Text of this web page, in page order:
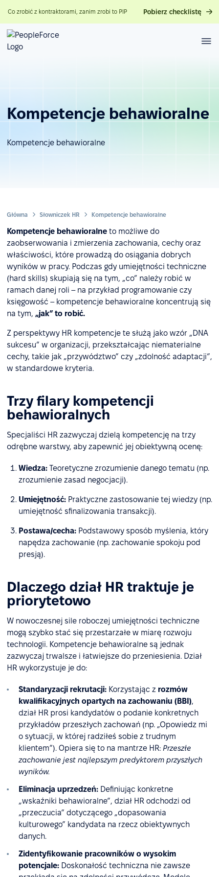
Co zrobić z kontraktorami, zanim zrobi to PIP Pobierz checklistę
Kompetencje behawioralne
Kompetencje behawioralne
Główna Słowniczek HR Kompetencje behawioralne
Kompetencje behawioralne to możliwe do
zaobserwowania i zmierzenia zachowania, cechy oraz
właściwości, które prowadzą do osiągania dobrych
wyników w pracy. Podczas gdy umiejętności techniczne
(hard skills) skupiają się na tym, „co” należy robić w
ramach danej roli – na przykład programowanie czy
księgowość – kompetencje behawioralne koncentrują się
na tym, „jak” to robić.
Z perspektywy HR kompetencje te służą jako wzór „DNA
sukcesu” w organizacji, przekształcając niematerialne
cechy, takie jak „przywództwo” czy „zdolność adaptacji”,
w standardowe kryteria.
Trzy filary kompetencji
behawioralnych
Specjaliści HR zazwyczaj dzielą kompetencję na trzy
odrębne warstwy, aby zapewnić jej obiektywną ocenę:
Wiedza: Teoretyczne zrozumienie danego tematu (np.
zrozumienie zasad negocjacji).
Umiejętność: Praktyczne zastosowanie tej wiedzy (np.
umiejętność sfinalizowania transakcji).
Postawa/cecha: Podstawowy sposób myślenia, który
napędza zachowanie (np. zachowanie spokoju pod
presją).
Dlaczego dział HR traktuje je
priorytetowo
W nowoczesnej sile roboczej umiejętności techniczne
mogą szybko stać się przestarzałe w miarę rozwoju
technologii. Kompetencje behawioralne są jednak
zazwyczaj trwalsze i łatwiejsze do przeniesienia. Dział
HR wykorzystuje je do:
Standaryzacji rekrutacji: Korzystając z rozmów
kwalifikacyjnych opartych na zachowaniu (BBI),
dział HR prosi kandydatów o podanie konkretnych
przykładów przeszłych zachowań (np. „Opowiedz mi
o sytuacji, w której radziłeś sobie z trudnym
klientem”). Opiera się to na mantrze HR: Przeszłe
zachowanie jest najlepszym predyktorem przyszłych
wyników.
Eliminacja uprzedzeń: Definiując konkretne
„wskaźniki behawioralne”, dział HR odchodzi od
„przeczucia” dotyczącego „dopasowania
kulturowego” kandydata na rzecz obiektywnych
danych.
Zidentyfikowanie pracowników o wysokim
potencjale: Doskonałość techniczna nie zawsze